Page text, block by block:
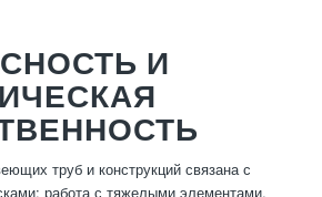
И
труб и конструкций связана с
работа с тяжелыми элементами,